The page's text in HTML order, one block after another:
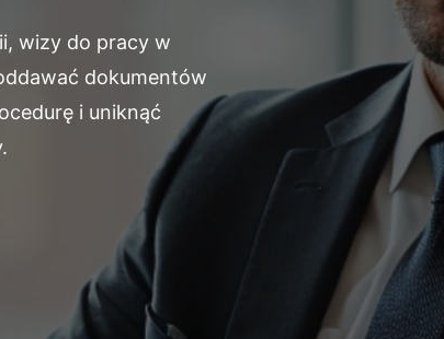
wizy do pracy w
dokumentów
i uniknąć